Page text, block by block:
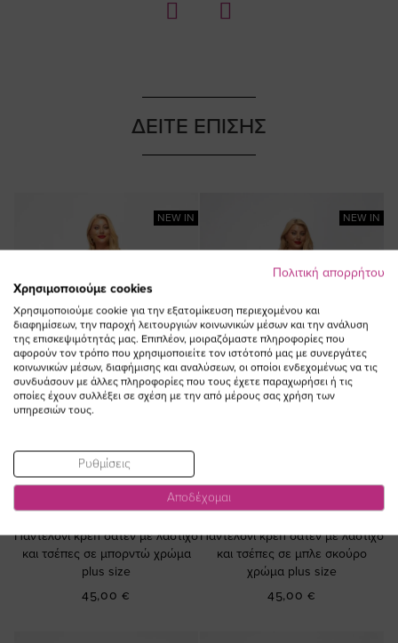
NEW IN
ΠΡΟΣΘΗΚΗ ΣΤΟ
ΚΑΛΑΘΙ
Παντελόνι κρεπ σατέν με λάστιχο
και τσέπες σε μπορντώ χρώμα
plus size
45,00 €
NEW IN
ΠΡΟΣΘΗΚΗ ΣΤΟ
ΚΑΛΑΘΙ
Παντελόνι κρεπ σατέν με λάστιχο
και τσέπες σε μπλε σκούρο
χρώμα plus size
45,00 €
ΔΕΙΤΕ ΕΠΙΣΗΣ
Πολιτική απορρήτου
Χρησιμοποιούμε cookies
Χρησιμοποιούμε cookie για την εξατομίκευση περιεχομένου και
διαφημίσεων, την παροχή λειτουργιών κοινωνικών μέσων και την ανάλυση
της επισκεψιμότητάς μας. Επιπλέον, μοιραζόμαστε πληροφορίες που
αφορούν τον τρόπο που χρησιμοποιείτε τον ιστότοπό μας με συνεργάτες
κοινωνικών μέσων, διαφήμισης και αναλύσεων, οι οποίοι ενδεχομένως να τις
συνδυάσουν με άλλες πληροφορίες που τους έχετε παραχωρήσει ή τις
οποίες έχουν συλλέξει σε σχέση με την από μέρους σας χρήση των
υπηρεσιών τους.
Ρυθμίσεις
Αποδέχομαι